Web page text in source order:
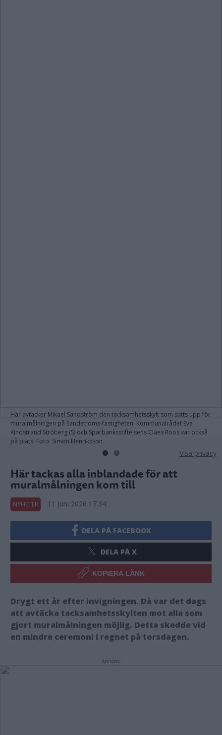
Här avtäcker Mikael Sandström den tacksamhetsskylt som satts upp för
muralmålningen på Sandströms-fastigheten. Kommunalrådet Eva
Kindstrand Ströberg (S) och Sparbanksstiftelsens Claes Roos var också
på plats. Foto: Simon Henriksson
Här tackas alla inblandade för att
muralmålningen kom till
NYHETER 11 juni 2026 17.34
DELA PÅ FACEBOOK
DELA PÅ X
KOPIERA LÄNK
Drygt ett år efter invigningen. Då var det dags
att avtäcka tacksamhetsskylten mot alla som
gjort muralmålningen möjlig. Detta skedde vid
en mindre ceremoni i regnet på torsdagen.
Annons:
Visa privacy